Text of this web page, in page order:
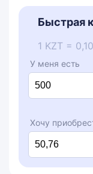
Быстрая
1 KZT =
У меня есть
Хочу